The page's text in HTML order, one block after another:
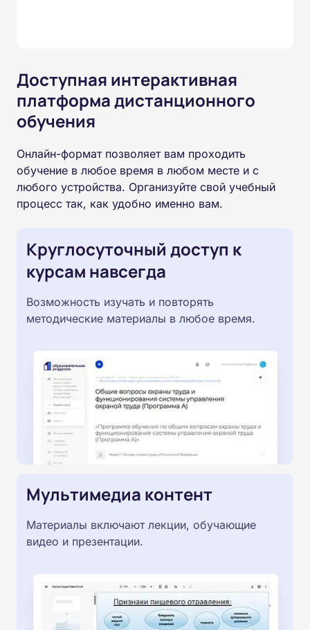
Доступная интерактивная
платформа дистанционного
обучения
Онлайн-формат позволяет вам проходить
обучение в любое время в любом месте и с
любого устройства. Организуйте свой учебный
процесс так, как удобно именно вам.
Круглосуточный доступ к
курсам навсегда
Возможность изучать и повторять
методические материалы в любое время.
Мультимедиа контент
Материалы включают лекции, обучающие
видео и презентации.